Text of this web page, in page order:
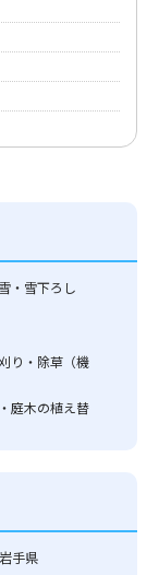
・雪下ろし
り・除草（機
庭木の植え替
岩手県